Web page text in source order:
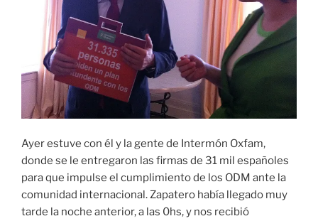
Ayer estuve con él y la gente de Intermón Oxfam,
donde se le entregaron las firmas de 31 mil españoles
para que impulse el cumplimiento de los ODM ante la
comunidad internacional. Zapatero había llegado muy
tarde la noche anterior, a las 0hs, y nos recibió